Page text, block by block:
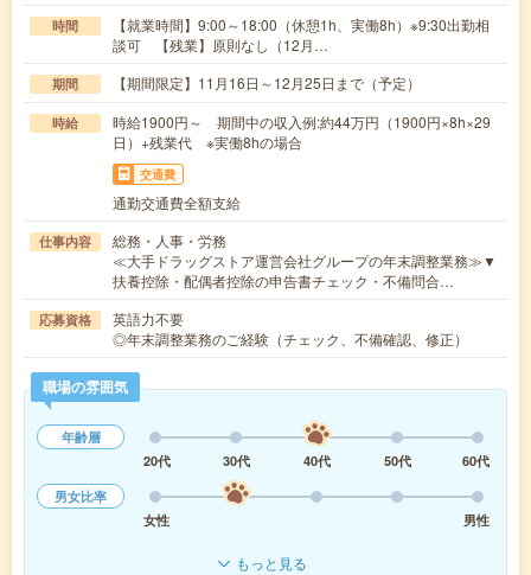
時間
【就業時間】9:00～18:00（休憩1h、実働8h）※9:30出勤相
談可 【残業】原則なし（12月…
期間 【期間限定】11月16日～12月25日まで（予定）
時給
時給1900円～ 期間中の収入例:約44万円（1900円×8h×29
日）+残業代 ※実働8hの場合
交通費
通勤交通費全額支給
仕事内容
総務・人事・労務
≪大手ドラッグストア運営会社グループの年末調整業務≫▼
扶養控除・配偶者控除の申告書チェック・不備問合…
応募資格
英語力不要
◎年末調整業務のご経験（チェック、不備確認、修正）
職場の雰囲気
年齢層
20代
30代 40代 50代
60代
男女比率
女性
男性
もっと見る